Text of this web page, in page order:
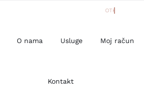
O nama Usluge Moj račun
Kontakt